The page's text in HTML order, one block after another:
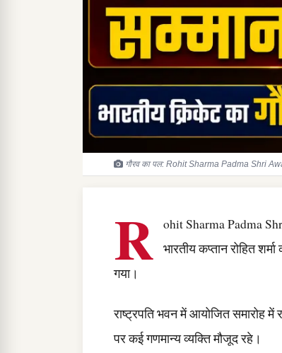
गौरव का पल: Rohit Sharma Padma Shri
R
ohit Sharma Padma
भारतीय कप्तान रोहित
गया।
राष्ट्रपति भवन में आयोजित समारोह में
पर कई गणमान्य व्यक्ति मौजूद रहे।